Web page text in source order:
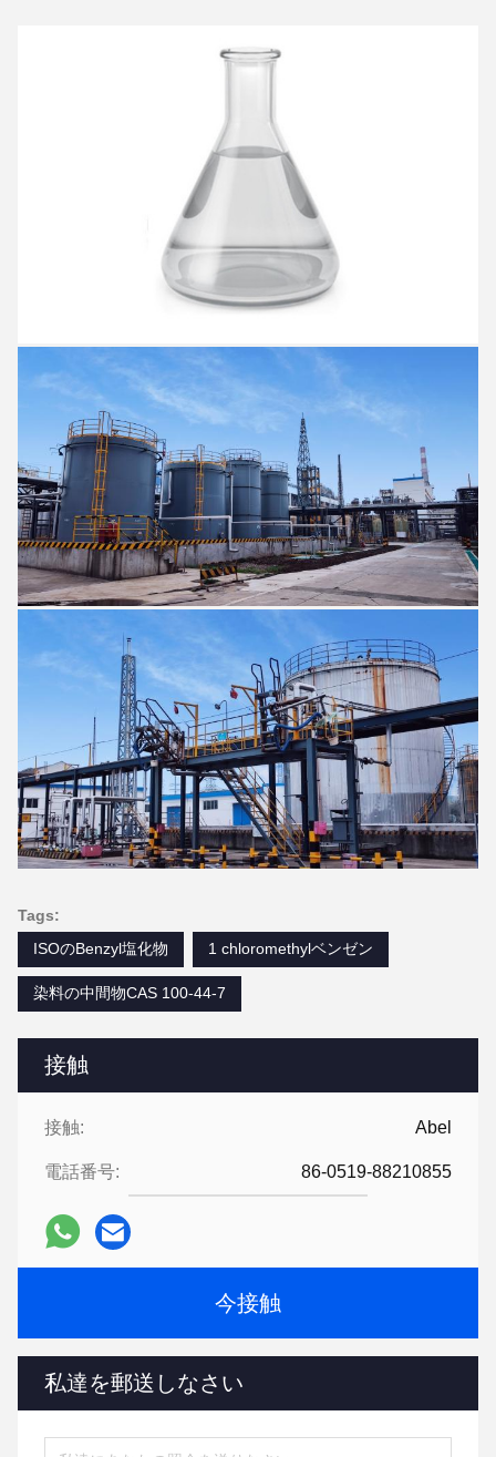
接触
接触: Abel
電話番号: 86-0519-88210855
今接触
私達を郵送しなさい
Tags:
ISOのBenzyl塩化物
1 chloromethylベンゼン
染料の中間物CAS 100-44-7